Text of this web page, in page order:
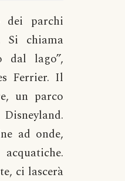
parchi
Si chiama
dal lago”,
Ferrier. Il
un parco
ad onde,
ci lascerà